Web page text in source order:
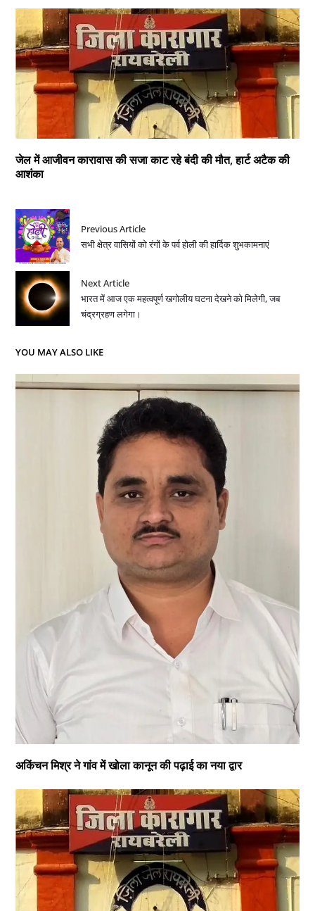
जेल में आजीवन कारावास की सजा काट रहे बंदी की मौत, हार्ट अटैक की
आशंका
Previous Article
सभी क्षेत्र वासियों को रंगों के पर्व होली की हार्दिक शुभकामनाएं
Next Article
भारत में आज एक महत्वपूर्ण खगोलीय घटना देखने को मिलेगी, जब
चंद्रग्रहण लगेगा।
YOU MAY ALSO LIKE
अकिंचन मिश्र ने गांव में खोला कानून की पढ़ाई का नया द्वार